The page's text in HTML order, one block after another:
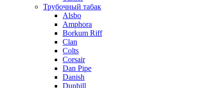
Трубочный табак
Alsbo
Amphora
Borkum Riff
Clan
Colts
Corsair
Dan Pipe
Danish
Dunhill